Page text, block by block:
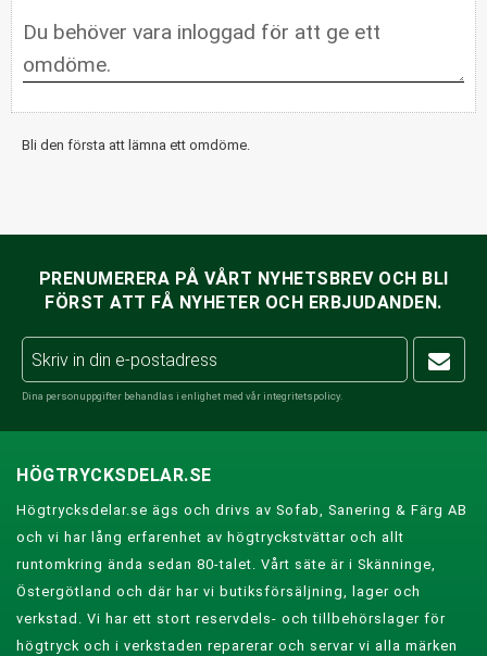
Bli den första att lämna ett omdöme.
PRENUMERERA PÅ VÅRT NYHETSBREV OCH BLI
FÖRST ATT FÅ NYHETER OCH ERBJUDANDEN.
Dina personuppgifter behandlas i enlighet med vår integritetspolicy.
HÖGTRYCKSDELAR.SE
Högtrycksdelar.se ägs och drivs av Sofab, Sanering & Färg AB
och vi har lång erfarenhet av högtryckstvättar och allt
runtomkring ända sedan 80-talet. Vårt säte är i Skänninge,
Östergötland och där har vi butiksförsäljning, lager och
verkstad. Vi har ett stort reservdels- och tillbehörslager för
högtryck och i verkstaden reparerar och servar vi alla märken